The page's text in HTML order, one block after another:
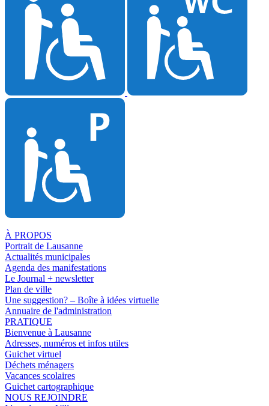
À PROPOS
Portrait de Lausanne
Actualités municipales
Agenda des manifestations
Le Journal + newsletter
Plan de ville
Une suggestion? – Boîte à idées virtuelle
Annuaire de l'administration
PRATIQUE
Bienvenue à Lausanne
Adresses, numéros et infos utiles
Guichet virtuel
Déchets ménagers
Vacances scolaires
Guichet cartographique
NOUS REJOINDRE